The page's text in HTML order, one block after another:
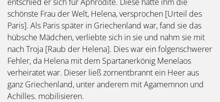
schönste Frau der Welt, Helena, versprochen [Urteil des
Paris]. Als Paris später in Griechenland war, fand sie das
hübsche Mädchen, verliebte sich in sie und nahm sie mit
nach Troja [Raub der Helena]. Dies war ein folgenschwerer
Fehler, da Helena mit dem Spartanerkönig Menelaos
verheiratet war. Dieser ließ zornentbrannt ein Heer aus
ganz Griechenland, unter anderem mit Agamemnon und
Achilles. mobilisieren.